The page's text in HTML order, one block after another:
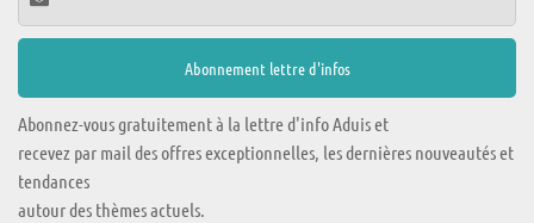
Abonnez-vous gratuitement à la lettre d'info Aduis et
recevez par mail des offres exceptionnelles, les dernières nouveautés et
tendances
autour des thèmes actuels.